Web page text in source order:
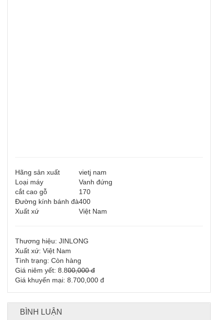
Hãng sản xuất
vietj nam
Loại máy
Vanh đứng
cắt cao gỗ
170
Đường kính bánh đà400
Xuất xứ
Việt Nam
Thương hiệu: JINLONG
Xuất xứ: Việt Nam
Tình trạng: Còn hàng
Giá niêm yết: 8.800,000 đ
Giá khuyến mại: 8.700,000 đ
BÌNH LUẬN